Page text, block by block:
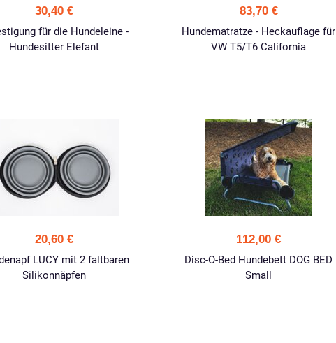
30,40 €
für die Hundeleine -
Hundesitter Elefant
83,70 €
Hundematratze - Heckauflage für
VW T5/T6 California
20,60 €
LUCY mit 2 faltbaren
Silikonnäpfen
112,00 €
Disc-O-Bed Hundebett DOG BED
Small